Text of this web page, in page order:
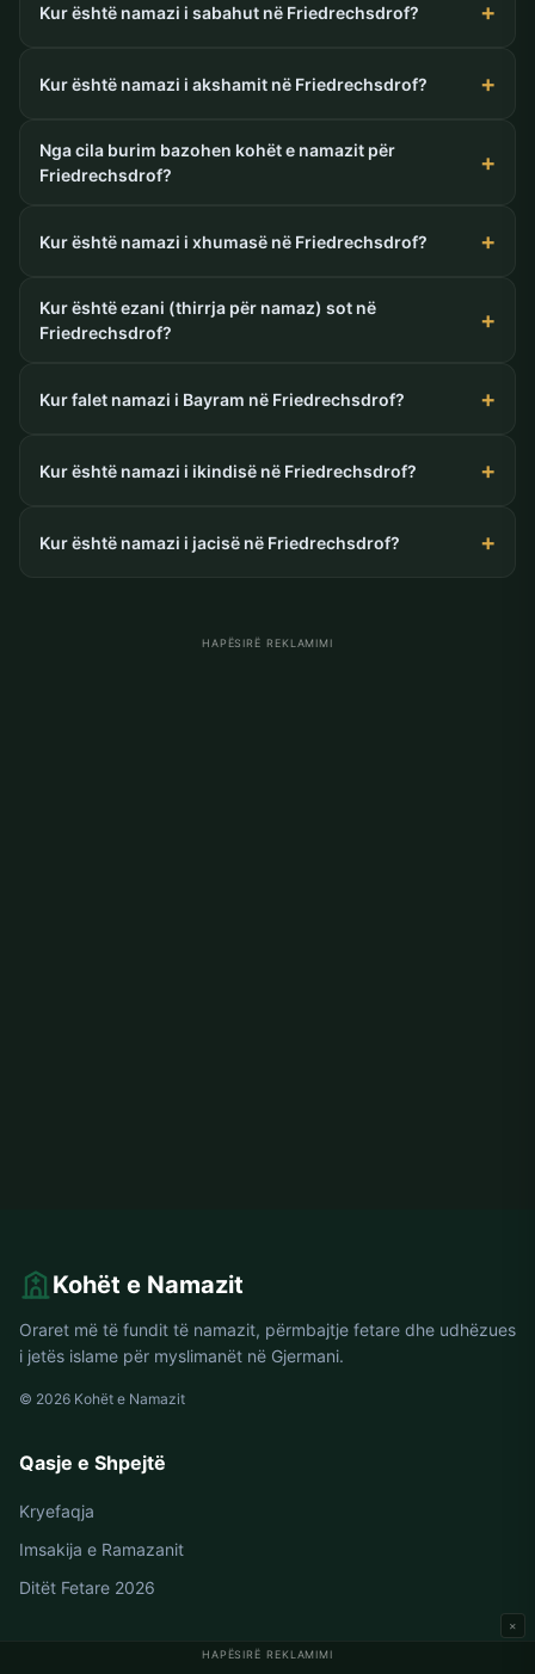
Kur është namazi i sabahut në Friedrechsdrof?
Kur është namazi i akshamit në Friedrechsdrof?
Nga cila burim bazohen kohët e namazit për
Friedrechsdrof?
Kur është namazi i xhumasë në Friedrechsdrof?
Kur është ezani (thirrja për namaz) sot në
Friedrechsdrof?
Kur falet namazi i Bayram në Friedrechsdrof?
Kur është namazi i ikindisë në Friedrechsdrof?
Kur është namazi i jacisë në Friedrechsdrof?
HAPËSIRË REKLAMIMI
HAPËSIRË REKLAMIMI
×
Kohët e Namazit
Oraret më të fundit të namazit, përmbajtje fetare dhe udhëzues
i jetës islame për myslimanët në Gjermani.
© 2026 Kohët e Namazit
Qasje e Shpejtë
Kryefaqja
Imsakija e Ramazanit
Ditët Fetare 2026
Oraret e Namazit në Gjermani